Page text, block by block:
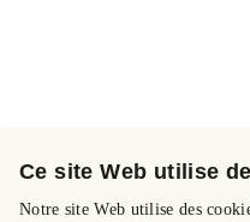
Ce site Web utilise
Notre site Web utilise des